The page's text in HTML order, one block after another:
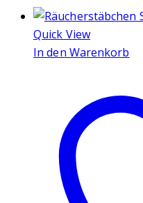
Quick View
In den Warenkorb